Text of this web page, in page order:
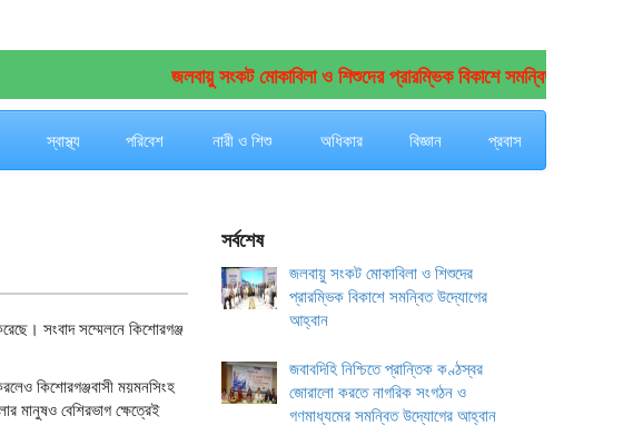
জলবায়ু সংকট মোকাবিলা ও শিশুদের প্রারম্ভিক বিকাশে সমন্বিত উদ্যোগের আহ্বান
স্বাস্থ্য পরিবেশ নারী ও শিশু অধিকার বিজ্ঞান প্রবাস
সংবাদ সম্মেলনে কিশোরগঞ্জ
কিশোরগঞ্জবাসী ময়মনসিংহ
মানুষও বেশিরভাগ ক্ষেত্রেই
সর্বশেষ
জলবায়ু সংকট মোকাবিলা ও শিশুদের
প্রারম্ভিক বিকাশে সমন্বিত উদ্যোগের
আহ্বান
জবাবদিহি নিশ্চিতে প্রান্তিক কণ্ঠস্বর
জোরালো করতে নাগরিক সংগঠন ও
গণমাধ্যমের সমন্বিত উদ্যোগের আহ্বান